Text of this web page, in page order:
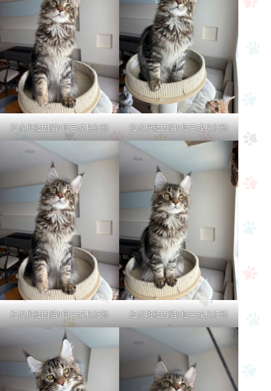
紅虎斑緬因貓9個月成長紀錄 紅虎斑緬因貓9個月成長紀錄
紅虎斑緬因貓9個月成長紀錄 紅虎斑緬因貓9個月成長紀錄